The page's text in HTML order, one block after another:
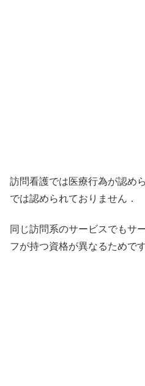
訪問看護では医療行為が認め
では認められておりません．
同じ訪問系のサービスでもサ
フが持つ資格が異なるためです